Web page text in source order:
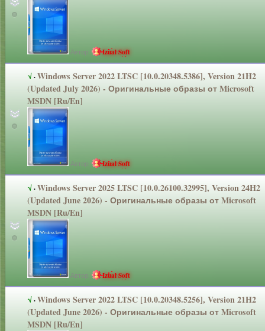
Автор: Izual Soft
√·Windows Server 2022 LTSC [10.0.20348.5386], Version 21H2
(Updated July 2026) - Оригинальныеобразы от Microsoft
MSDN [Ru/En]
Автор: Izual Soft
√·Windows Server 2025 LTSC [10.0.26100.32995], Version 24H2
(Updated June 2026) - Оригинальныеобразы от Microsoft
MSDN [Ru/En]
Автор: Izual Soft
√·Windows Server 2022 LTSC [10.0.20348.5256], Version 21H2
(Updated June 2026) - Оригинальныеобразы от Microsoft
MSDN [Ru/En]